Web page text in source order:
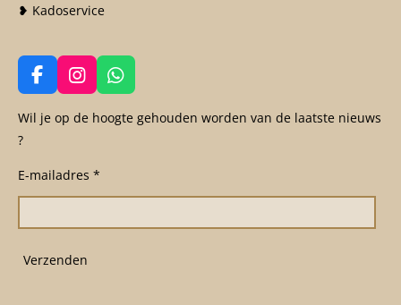
❥ Kadoservice
F
a
c
o
o
I
n
s
g
r
m
W
h
a
p
Wil je op de hoogte gehouden worden van de laatste nieuws
?
E-mailadres *
Verzenden